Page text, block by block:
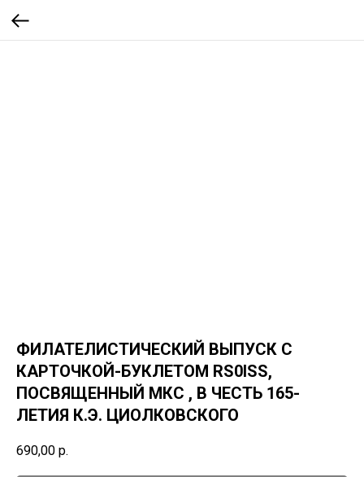
ФИЛАТЕЛИСТИЧЕСКИЙ ВЫПУСК С
КАРТОЧКОЙ-БУКЛЕТОМ RS0ISS,
ПОСВЯЩЕННЫЙ МКС , В ЧЕСТЬ 165-
ЛЕТИЯ К.Э. ЦИОЛКОВСКОГО
690,00 р.